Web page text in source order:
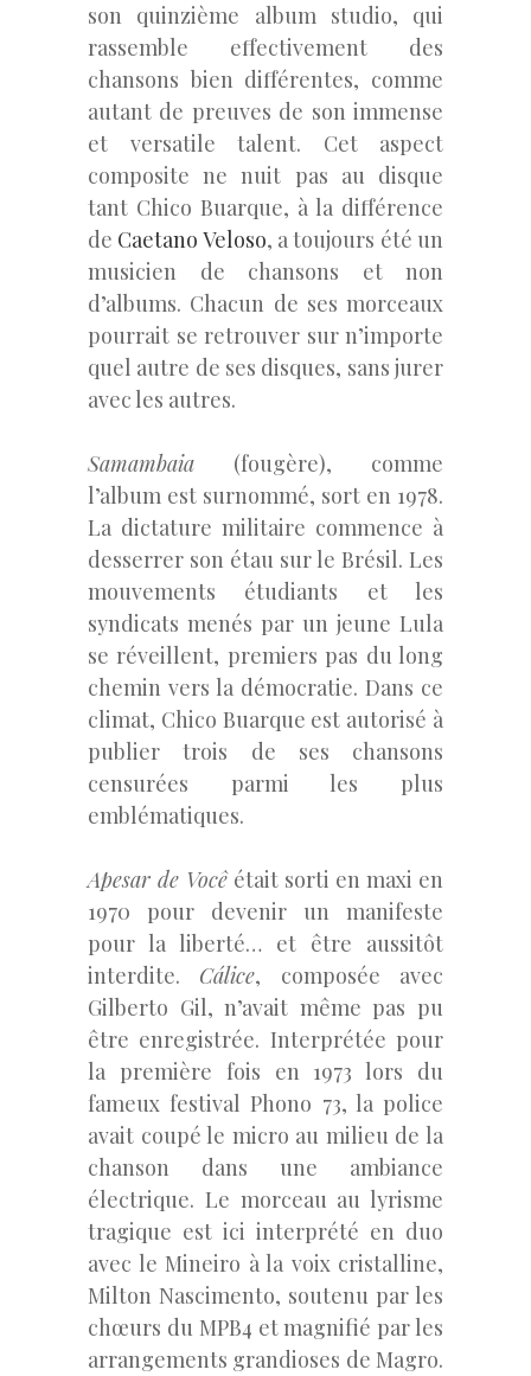
son quinzième album studio, qui
rassemble effectivement des
chansons bien différentes, comme
autant de preuves de son immense
et versatile talent. Cet aspect
composite ne nuit pas au disque
tant Chico Buarque, à la différence
de Caetano Veloso, a toujours été un
musicien de chansons et non
d’albums. Chacun de ses morceaux
pourrait se retrouver sur n’importe
quel autre de ses disques, sans jurer
avec les autres.
Samambaia (fougère), comme
l’album est surnommé, sort en 1978.
La dictature militaire commence à
desserrer son étau sur le Brésil. Les
mouvements étudiants et les
syndicats menés par un jeune Lula
se réveillent, premiers pas du long
chemin vers la démocratie. Dans ce
climat, Chico Buarque est autorisé à
publier trois de ses chansons
censurées parmi les plus
emblématiques.
Apesar de Vocêétait sorti en maxi en
1970 pour devenir un manifeste
pour la liberté… et être aussitôt
interdite. Cálice, composée avec
Gilberto Gil, n’avait même pas pu
être enregistrée. Interprétée pour
la première fois en 1973 lors du
fameux festivalPhono 73, la police
avait coupé le micro au milieu de la
chanson dans une ambiance
électrique. Le morceau au lyrisme
tragique est ici interprété en duo
avec le Mineiro à la voix cristalline,
Milton Nascimento, soutenu par les
chœurs du MPB4 et magnifié par les
arrangements grandioses de Magro.